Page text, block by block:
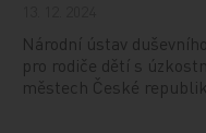
Národní ústav
pro rodiče dětí s
městech České